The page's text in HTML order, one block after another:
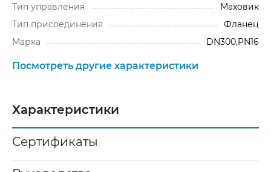
Тип управления
Маховик
Тип присоединения
Фланец
Марка
DN300,PN16
Посмотреть другие характеристики
Характеристики
Сертификаты